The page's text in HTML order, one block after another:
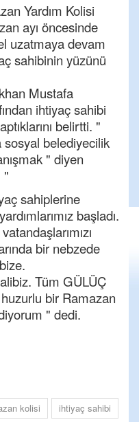
Yardım Kolisi
ayı öncesinde
uzatmaya devam
sahibinin yüzünü
Mustafa
ihtiyaç sahibi
belirtti. "
sosyal belediyecilik
" diyen
"
sahiplerine
başladı.
bir nebzede
Tüm GÜLÜÇ
huzurlu bir Ramazan
" dedi.
kolisi ihtiyaç sahibi